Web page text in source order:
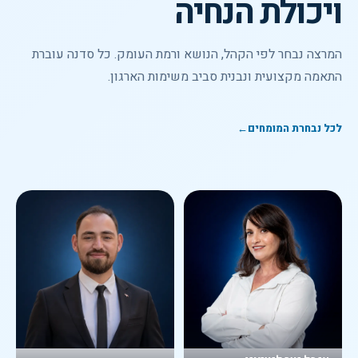
ויכולת הנחיה
המרצה נבחר לפי הקהל, הנושא ורמת העומק. כל סדנה עוברת
התאמה מקצועית ונבנית סביב משימות הארגון.
לכל נבחרת המומחים←